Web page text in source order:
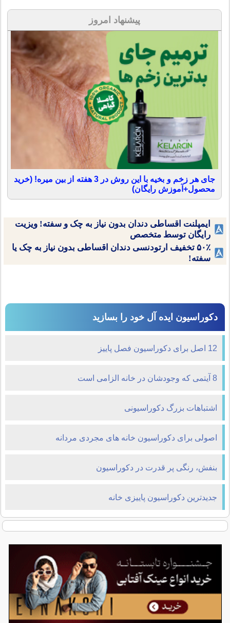
پیشنهاد امروز
جای هر زخم و بخیه با این روش در 3 هفته از بین میره! (خرید
محصول+آموزش رایگان)
ایمپلنت اقساطی دندان بدون نیاز به چک و سفته! ویزیت
رایگان توسط متخصص
۵۰٪ تخفیف ارتودنسی دندان اقساطی بدون نیاز به چک یا
سفته!
دکوراسیون ایده آل خود را بسازید
12 اصل برای دکوراسیون فصل پاییز
8 آیتمی که وجودشان در خانه الزامی است
اشتباهات بزرگ دکوراسیونی
اصولی برای دکوراسیون خانه های مجردی مردانه
بنفش، رنگی پر قدرت در دکوراسیون
جدیدترین دکوراسیون پاییزی خانه